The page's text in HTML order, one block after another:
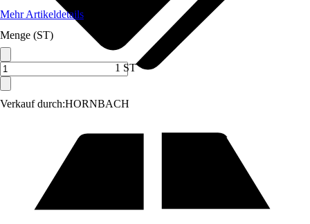
Verkauf durch:HORNBACH
Mehr Artikeldetails
Menge (ST)
1 ST